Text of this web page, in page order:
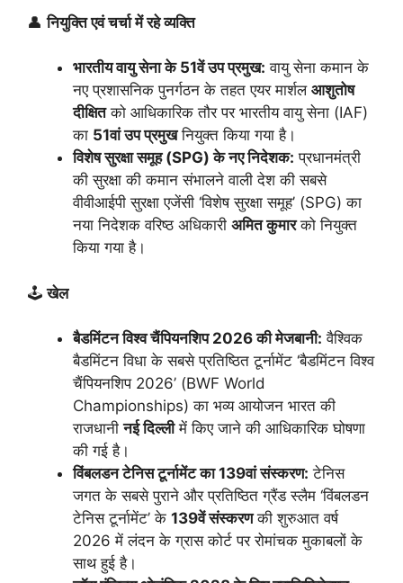
👤नियुक्ति एवं चर्चा में रहे व्यक्ति
भारतीय वायु सेना के 51वें उप प्रमुख: वायु सेना कमान के
नए प्रशासनिक पुनर्गठन के तहत एयर मार्शल आशुतोष
दीक्षितको आधिकारिक तौर पर भारतीय वायु सेना (IAF)
का 51वां उप प्रमुखनियुक्त किया गया है।
विशेष सुरक्षा समूह (SPG) के नए निदेशक: प्रधानमंत्री
की सुरक्षा की कमान संभालने वाली देश की सबसे
वीवीआईपी सुरक्षा एजेंसी ‘विशेष सुरक्षा समूह’ (SPG) का
नया निदेशक वरिष्ठ अधिकारी अमित कुमारको नियुक्त
किया गया है।
🕹️खेल
बैडमिंटन विश्व चैंपियनशिप 2026 की मेजबानी: वैश्विक
बैडमिंटन विधा के सबसे प्रतिष्ठित टूर्नामेंट ‘बैडमिंटन विश्व
चैंपियनशिप 2026’ (BWF World
Championships) का भव्य आयोजन भारत की
राजधानीनई दिल्लीमें किए जाने की आधिकारिक घोषणा
की गई है।
विंबलडन टेनिस टूर्नामेंट का 139वां संस्करण: टेनिस
जगत के सबसे पुराने और प्रतिष्ठित ग्रैंड स्लैम ‘विंबलडन
टेनिस टूर्नामेंट’ के 139वें संस्करणकी शुरुआत वर्ष
2026 में लंदन के ग्रास कोर्ट पर रोमांचक मुकाबलों के
साथ हुई है।